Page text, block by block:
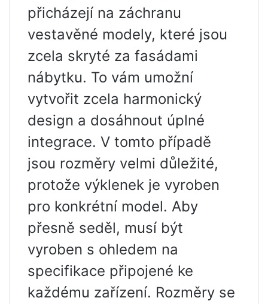
přicházejí na záchranu
vestavěné modely, které jsou
zcela skryté za fasádami
nábytku. To vám umožní
vytvořit zcela harmonický
design a dosáhnout úplné
integrace. V tomto případě
jsou rozměry velmi důležité,
protože výklenek je vyroben
pro konkrétní model. Aby
přesně seděl, musí být
vyroben s ohledem na
specifikace připojené ke
každému zařízení. Rozměry se